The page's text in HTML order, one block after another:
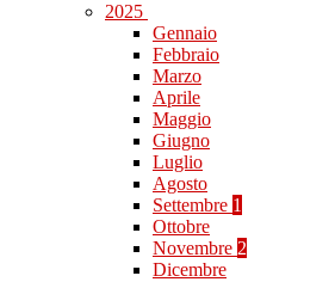
2025
Gennaio
Febbraio
Marzo
Aprile
Maggio
Giugno
Luglio
Agosto
Settembre 1
Ottobre
Novembre 2
Dicembre